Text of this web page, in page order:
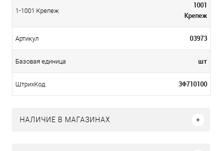
1-1001 Крепеж
1001
Крепеж
Артикул 03973
Базовая единица шт
ШтрихКод 3Ф710100
НАЛИЧИЕ В МАГАЗИНАХ